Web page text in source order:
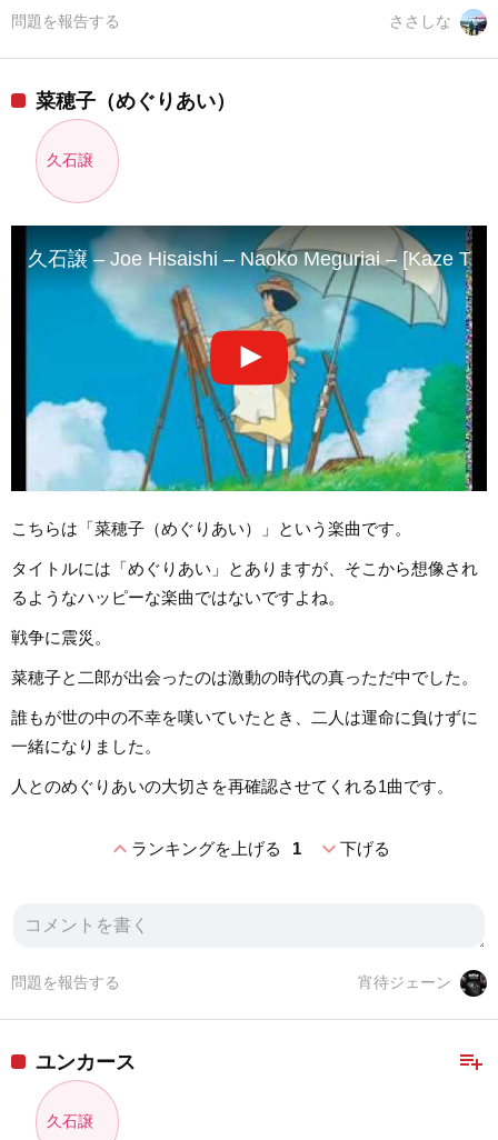
ささしな
問題を報告する
菜穂子（めぐりあい）
久石譲
久石譲 – Joe Hisaishi – Naoko Meguriai – [Kaze
こちらは「菜穂子（めぐりあい）」という楽曲です。
タイトルには「めぐりあい」とありますが、そこから想像され
るようなハッピーな楽曲ではないですよね。
戦争に震災。
菜穂子と二郎が出会ったのは激動の時代の真っただ中でした。
誰もが世の中の不幸を嘆いていたとき、二人は運命に負けずに
一緒になりました。
人とのめぐりあいの大切さを再確認させてくれる1曲です。
expand_lessランキングを上げる 1 expand_more下げる
宵待ジェーン
問題を報告する
playlist_add
ユンカース
久石譲